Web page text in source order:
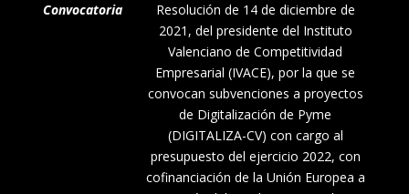
Convocatoria
Resolución de 14 de diciembre de
2021, del presidente del Instituto
Valenciano de Competitividad
Empresarial (IVACE), por la que se
convocan subvenciones a proyectos
de Digitalización de Pyme
(DIGITALIZA-CV) con cargo al
presupuesto del ejercicio 2022, con
cofinanciación de la Unión Europea a